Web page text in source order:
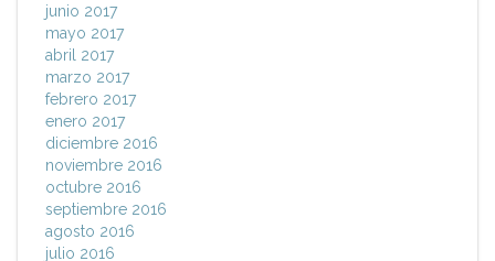
junio 2017
mayo 2017
abril 2017
marzo 2017
febrero 2017
enero 2017
diciembre 2016
noviembre 2016
octubre 2016
septiembre 2016
agosto 2016
julio 2016